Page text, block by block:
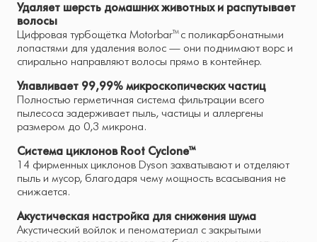
Удаляет шерсть домашних животных и распутывает
волосы
Цифровая турбощётка Motorbar™ с поликарбонатными
лопастями для удаления волос — они поднимают ворс и
спирально направляют волосы прямо в контейнер.
Улавливает 99,99% микроскопических частиц
Полностью герметичная система фильтрации всего
пылесоса задерживает пыль, частицы и аллергены
размером до 0,3 микрона.
Система циклонов Root Cyclone™
14 фирменных циклонов Dyson захватывают и отделяют
пыль и мусор, благодаря чему мощность всасывания не
снижается.
Акустическая настройка для снижения шума
Акустический войлок и пеноматериал с закрытыми